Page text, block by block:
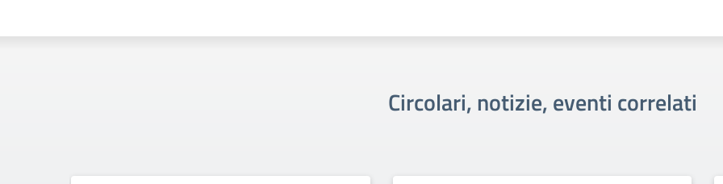
Circolari, notizie, eventi correlati